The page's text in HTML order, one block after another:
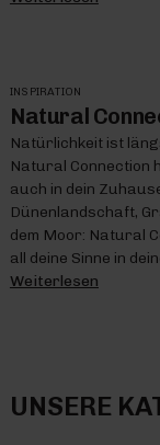
INSPIRATION
Natural
Natürlichkeit ist
Natural Connection
auch in dein
Dünenlandschaft,
dem Moor: Natural
all deine Sinne in
Weiterlesen
UNSERE